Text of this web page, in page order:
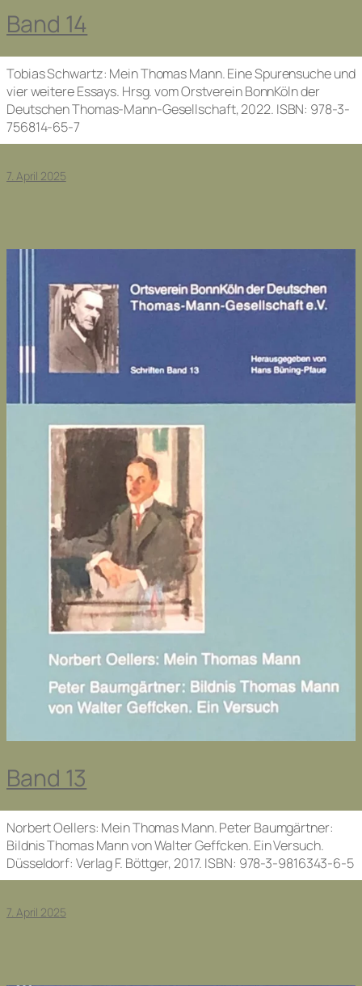
Band 14
Tobias Schwartz: Mein Thomas Mann. Eine Spurensuche und
vier weitere Essays. Hrsg. vom Orstverein BonnKöln der
Deutschen Thomas-Mann-Gesellschaft, 2022. ISBN: 978-3-
756814-65-7
7. April 2025
Band 13
Norbert Oellers: Mein Thomas Mann. Peter Baumgärtner:
Bildnis Thomas Mann von Walter Geffcken. Ein Versuch.
Düsseldorf: Verlag F. Böttger, 2017. ISBN: 978-3-9816343-6-5
7. April 2025